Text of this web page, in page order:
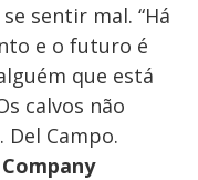
sentir mal. “Há
e o futuro é
que está
calvos não
Campo.